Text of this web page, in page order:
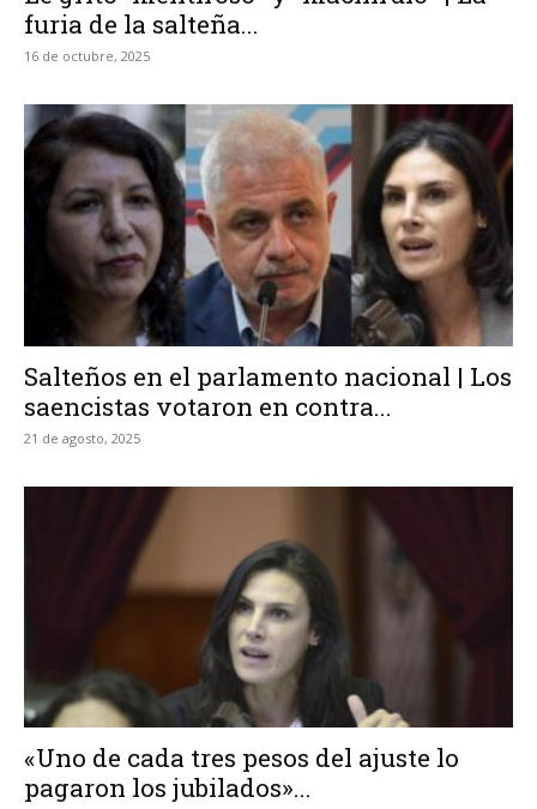
furia de la salteña...
16 de octubre, 2025
Salteños en el parlamento nacional | Los
saencistas votaron en contra...
21 de agosto, 2025
«Uno de cada tres pesos del ajuste lo
pagaron los jubilados»...